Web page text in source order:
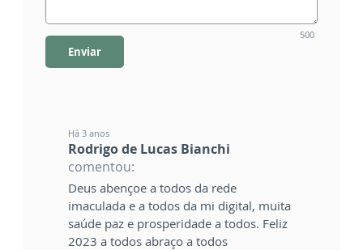
500
Enviar
Há 3 anos
Rodrigo de Lucas Bianchi
comentou:
Deus abençoe a todos da rede
imaculada e a todos da mi digital, muita
saúde paz e prosperidade a todos. Feliz
2023 a todos abraço a todos